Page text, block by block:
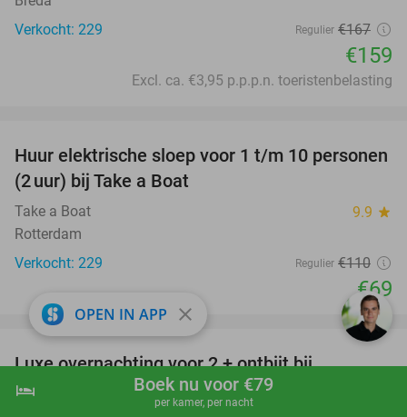
shopping_cart Boek nu
hotel Boek nu voor €79
per kamer, per nacht
Verkocht: 229
Regulier €167
€159
Excl. ca. €3,95 p.p.p.n. toeristenbelasting
37%
Huur elektrische sloep voor 1 t/m 10 personen
(2 uur) bij Take a Boat
Take a Boat 9.9 star
Rotterdam
Verkocht: 229
Regulier €110
€69
43%
favorite_border
Luxe overnachting voor 2 + ontbijt bij
Residence Inn by Marriott Amsterdam
OPEN IN APP close